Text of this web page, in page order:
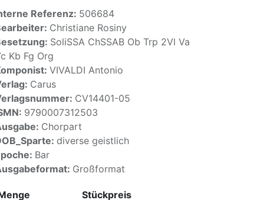
Referenz: 506684
Christiane Rosiny
SoliSSA ChSSAB Ob Trp 2Vl Va
Kb Fg Org
VIVALDI Antonio
Carus
CV14401-05
9790007312503
Chorpart
diverse geistlich
Bar
Großformat
Stückpreis